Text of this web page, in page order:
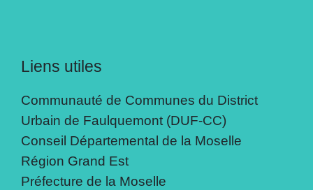
Liens utiles
Communauté de Communes du District
Urbain de Faulquemont (DUF-CC)
Conseil Départemental de la Moselle
Région Grand Est
Préfecture de la Moselle